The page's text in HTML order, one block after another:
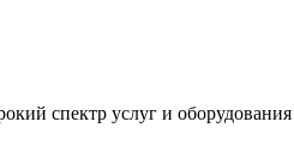
спектр услуг и